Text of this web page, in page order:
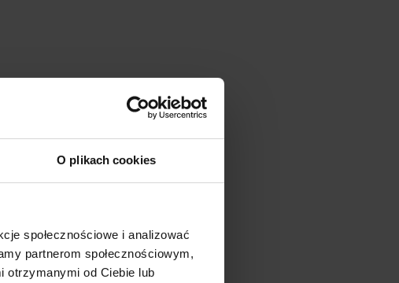
O plikach cookies
społecznościowe i analizować
partnerom społecznościowym,
otrzymanymi od Ciebie lub